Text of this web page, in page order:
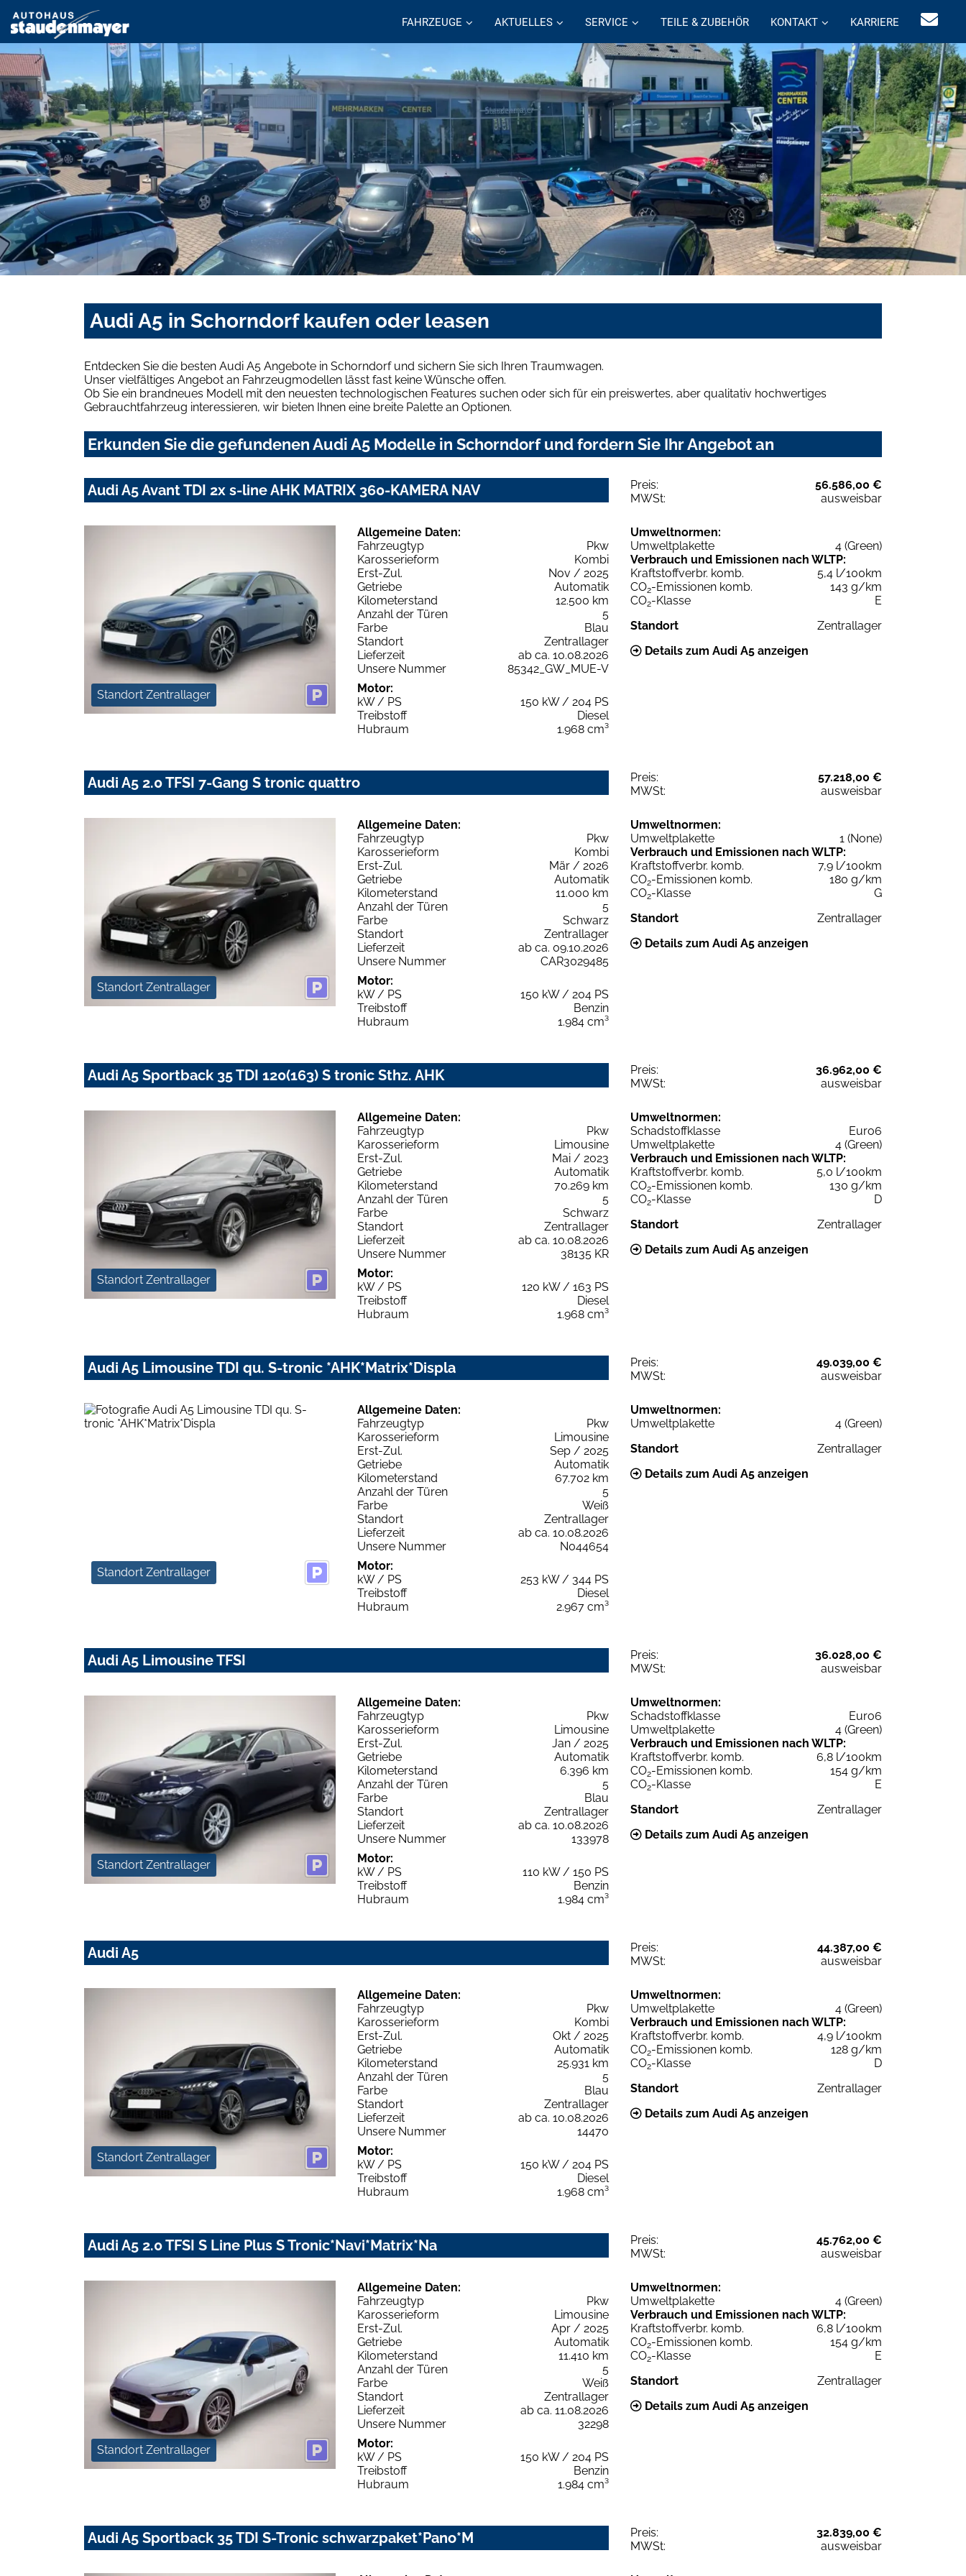
FAHRZEUGE AKTUELLES SERVICE TEILE & ZUBEHÖR KONTAKT KARRIERE
Audi A5 in Schorndorf kaufen oder leasen
Entdecken Sie die besten Audi A5 Angebote in Schorndorf und sichern Sie sich Ihren Traumwagen.
Unser vielfältiges Angebot an Fahrzeugmodellen lässt fast keine Wünsche offen.
Ob Sie ein brandneues Modell mit den neuesten technologischen Features suchen oder sich für ein preiswertes, aber qualitativ hochwertiges
Gebrauchtfahrzeug interessieren, wir bieten Ihnen eine breite Palette an Optionen.
Erkunden Sie die gefundenen Audi A5 Modelle in Schorndorf und fordern Sie Ihr Angebot an
Audi A5 Avant TDI 2x s-line AHK MATRIX 360-KAMERA NAV Preis:
56.586,00 €
MWSt:
ausweisbar
Standort Zentrallager
Allgemeine Daten:
Fahrzeugtyp
Pkw
Karosserieform
Kombi
Erst-Zul.
Nov / 2025
Getriebe
Automatik
Kilometerstand
12.500 km
Anzahl der Türen
5
Farbe
Blau
Standort
Zentrallager
Lieferzeit
ab ca. 10.08.2026
Unsere Nummer
85342_GW_MUE-V
Motor:
kW / PS
150 kW / 204 PS
Treibstoff
Diesel
Hubraum
1.968 cm³
Umweltnormen:
Umweltplakette
4 (Green)
Verbrauch und Emissionen nach WLTP:
Kraftstoffverbr. komb.
5,4 l/100km
CO2-Emissionen komb.
143 g/km
CO2-Klasse
E
Standort
Zentrallager
Details zum Audi A5 anzeigen
Audi A5 2.0 TFSI 7-Gang S tronic quattro Preis:
57.218,00 €
MWSt:
ausweisbar
Standort Zentrallager
Allgemeine Daten:
Fahrzeugtyp
Pkw
Karosserieform
Kombi
Erst-Zul.
Mär / 2026
Getriebe
Automatik
Kilometerstand
11.000 km
Anzahl der Türen
5
Farbe
Schwarz
Standort
Zentrallager
Lieferzeit
ab ca. 09.10.2026
Unsere Nummer
CAR3029485
Motor:
kW / PS
150 kW / 204 PS
Treibstoff
Benzin
Hubraum
1.984 cm³
Umweltnormen:
Umweltplakette
1 (None)
Verbrauch und Emissionen nach WLTP:
Kraftstoffverbr. komb.
7,9 l/100km
CO2-Emissionen komb.
180 g/km
CO2-Klasse
G
Standort
Zentrallager
Details zum Audi A5 anzeigen
Audi A5 Sportback 35 TDI 120(163) S tronic Sthz. AHK Preis:
36.962,00 €
MWSt:
ausweisbar
Standort Zentrallager
Allgemeine Daten:
Fahrzeugtyp
Pkw
Karosserieform
Limousine
Erst-Zul.
Mai / 2023
Getriebe
Automatik
Kilometerstand
70.269 km
Anzahl der Türen
5
Farbe
Schwarz
Standort
Zentrallager
Lieferzeit
ab ca. 10.08.2026
Unsere Nummer
38135 KR
Motor:
kW / PS
120 kW / 163 PS
Treibstoff
Diesel
Hubraum
1.968 cm³
Umweltnormen:
Schadstoffklasse
Euro6
Umweltplakette
4 (Green)
Verbrauch und Emissionen nach WLTP:
Kraftstoffverbr. komb.
5,0 l/100km
CO2-Emissionen komb.
130 g/km
CO2-Klasse
D
Standort
Zentrallager
Details zum Audi A5 anzeigen
Audi A5 Limousine TDI qu. S-tronic *AHK*Matrix*Displa Preis:
49.039,00 €
MWSt:
ausweisbar
Standort Zentrallager
Allgemeine Daten:
Fahrzeugtyp
Pkw
Karosserieform
Limousine
Erst-Zul.
Sep / 2025
Getriebe
Automatik
Kilometerstand
67.702 km
Anzahl der Türen
5
Farbe
Weiß
Standort
Zentrallager
Lieferzeit
ab ca. 10.08.2026
Unsere Nummer
N044654
Motor:
kW / PS
253 kW / 344 PS
Treibstoff
Diesel
Hubraum
2.967 cm³
Umweltnormen:
Umweltplakette
4 (Green)
Standort
Zentrallager
Details zum Audi A5 anzeigen
Audi A5 Limousine TFSI Preis:
36.028,00 €
MWSt:
ausweisbar
Standort Zentrallager
Allgemeine Daten:
Fahrzeugtyp
Pkw
Karosserieform
Limousine
Erst-Zul.
Jan / 2025
Getriebe
Automatik
Kilometerstand
6.396 km
Anzahl der Türen
5
Farbe
Blau
Standort
Zentrallager
Lieferzeit
ab ca. 10.08.2026
Unsere Nummer
133978
Motor:
kW / PS
110 kW / 150 PS
Treibstoff
Benzin
Hubraum
1.984 cm³
Umweltnormen:
Schadstoffklasse
Euro6
Umweltplakette
4 (Green)
Verbrauch und Emissionen nach WLTP:
Kraftstoffverbr. komb.
6,8 l/100km
CO2-Emissionen komb.
154 g/km
CO2-Klasse
E
Standort
Zentrallager
Details zum Audi A5 anzeigen
Audi A5 Preis:
44.387,00 €
MWSt:
ausweisbar
Standort Zentrallager
Allgemeine Daten:
Fahrzeugtyp
Pkw
Karosserieform
Kombi
Erst-Zul.
Okt / 2025
Getriebe
Automatik
Kilometerstand
25.931 km
Anzahl der Türen
5
Farbe
Blau
Standort
Zentrallager
Lieferzeit
ab ca. 10.08.2026
Unsere Nummer
14470
Motor:
kW / PS
150 kW / 204 PS
Treibstoff
Diesel
Hubraum
1.968 cm³
Umweltnormen:
Umweltplakette
4 (Green)
Verbrauch und Emissionen nach WLTP:
Kraftstoffverbr. komb.
4,9 l/100km
CO2-Emissionen komb.
128 g/km
CO2-Klasse
D
Standort
Zentrallager
Details zum Audi A5 anzeigen
Audi A5 2.0 TFSI S Line Plus S Tronic*Navi*Matrix*Na Preis:
45.762,00 €
MWSt:
ausweisbar
Standort Zentrallager
Allgemeine Daten:
Fahrzeugtyp
Pkw
Karosserieform
Limousine
Erst-Zul.
Apr / 2025
Getriebe
Automatik
Kilometerstand
11.410 km
Anzahl der Türen
5
Farbe
Weiß
Standort
Zentrallager
Lieferzeit
ab ca. 11.08.2026
Unsere Nummer
32298
Motor:
kW / PS
150 kW / 204 PS
Treibstoff
Benzin
Hubraum
1.984 cm³
Umweltnormen:
Umweltplakette
4 (Green)
Verbrauch und Emissionen nach WLTP:
Kraftstoffverbr. komb.
6,8 l/100km
CO2-Emissionen komb.
154 g/km
CO2-Klasse
E
Standort
Zentrallager
Details zum Audi A5 anzeigen
Audi A5 Sportback 35 TDI S-Tronic schwarzpaket*Pano*M Preis:
32.839,00 €
MWSt:
ausweisbar